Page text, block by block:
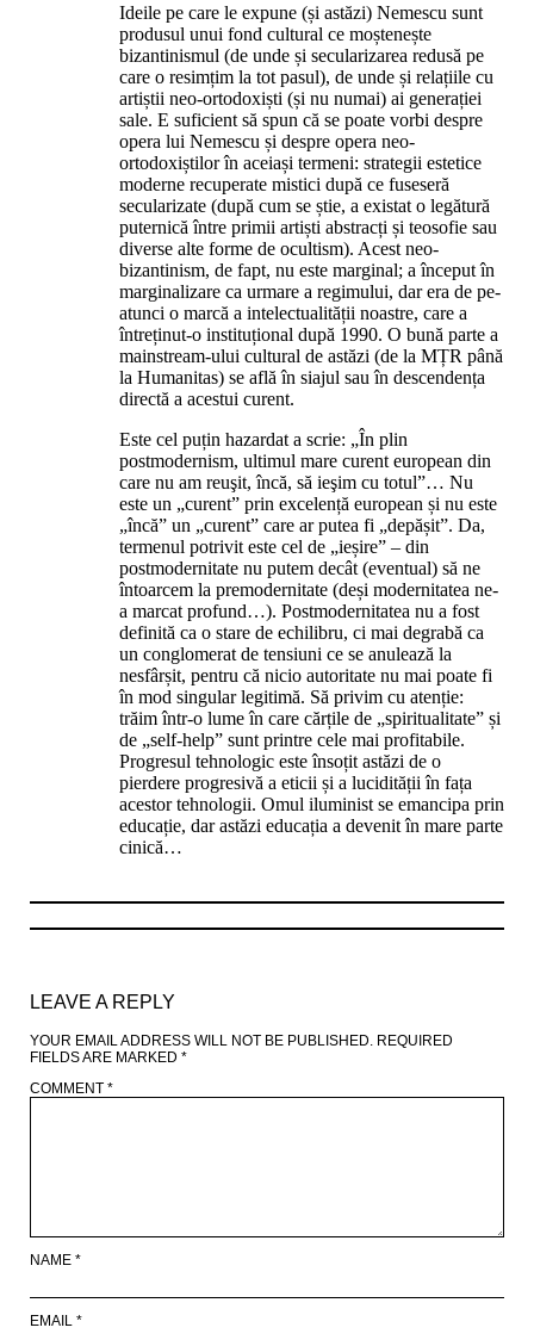
Ideile pe care le expune (și astăzi) Nemescu sunt
produsul unui fond cultural ce moștenește
bizantinismul (de unde și secularizarea redusă pe
care o resimțim la tot pasul), de unde și relațiile cu
artiștii neo-ortodoxiști (și nu numai) ai generației
sale. E suficient să spun că se poate vorbi despre
opera lui Nemescu și despre opera neo-
ortodoxiștilor în aceiași termeni: strategii estetice
moderne recuperate mistici după ce fuseseră
secularizate (după cum se știe, a existat o legătură
puternică între primii artiști abstracți și teosofie sau
diverse alte forme de ocultism). Acest neo-
bizantinism, de fapt, nu este marginal; a început în
marginalizare ca urmare a regimului, dar era de pe-
atunci o marcă a intelectualității noastre, care a
întreținut-o instituțional după 1990. O bună parte a
mainstream-ului cultural de astăzi (de la MȚR până
la Humanitas) se află în siajul sau în descendența
directă a acestui curent.
Este cel puțin hazardat a scrie: „În plin
postmodernism, ultimul mare curent european din
care nu am reuşit, încă, să ieşim cu totul”… Nu
este un „curent” prin excelență european și nu este
„încă” un „curent” care ar putea fi „depășit”. Da,
termenul potrivit este cel de „ieșire” – din
postmodernitate nu putem decât (eventual) să ne
întoarcem la premodernitate (deși modernitatea ne-
a marcat profund…). Postmodernitatea nu a fost
definită ca o stare de echilibru, ci mai degrabă ca
un conglomerat de tensiuni ce se anulează la
nesfârșit, pentru că nicio autoritate nu mai poate fi
în mod singular legitimă. Să privim cu atenție:
trăim într-o lume în care cărțile de „spiritualitate” și
de „self-help” sunt printre cele mai profitabile.
Progresul tehnologic este însoțit astăzi de o
pierdere progresivă a eticii și a lucidității în fața
acestor tehnologii. Omul iluminist se emancipa prin
educație, dar astăzi educația a devenit în mare parte
cinică…
LEAVE A REPLY
YOUR EMAIL ADDRESS WILL NOT BE PUBLISHED. REQUIRED
FIELDS ARE MARKED *
COMMENT *
NAME *
EMAIL *